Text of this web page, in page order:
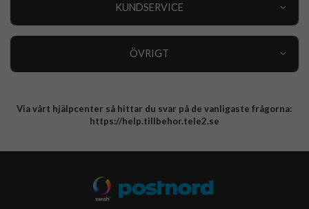
KUNDSERVICE
ÖVRIGT
Integritetspolicy
Via vårt hjälpcenter så hittar du svar på de vanligaste frågorna:
https://help.tillbehor.tele2.se